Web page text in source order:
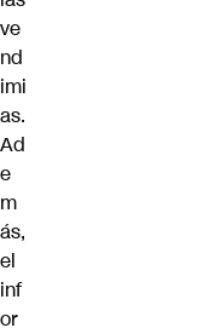
ve
nd
imi
as.
Ad
e
m
ás,
el
inf
or